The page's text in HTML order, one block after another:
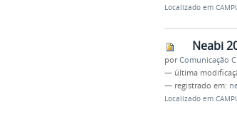
Localizado em
Neabi
porComunicação
— última
— registrado em:
Localizado em